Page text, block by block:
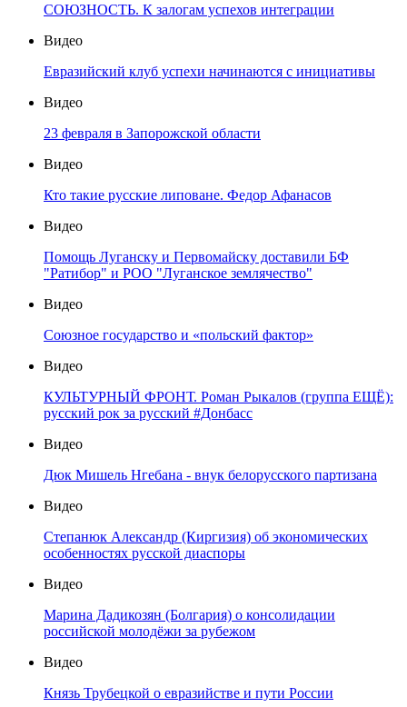
СОЮЗНОСТЬ. К залогам успехов интеграции
Видео
Евразийский клуб успехи начинаются с инициативы
Видео
23 февраля в Запорожской области
Видео
Кто такие русские липоване. Федор Афанасов
Видео
Помощь Луганску и Первомайску доставили БФ
"Ратибор" и РОО "Луганское землячество"
Видео
Союзное государство и «польский фактор»
Видео
КУЛЬТУРНЫЙ ФРОНТ. Роман Рыкалов (группа ЕЩЁ):
русский рок за русский #Донбасс
Видео
Дюк Мишель Нгебана - внук белорусского партизана
Видео
Степанюк Александр (Киргизия) об экономических
особенностях русской диаспоры
Видео
Марина Дадикозян (Болгария) о консолидации
российской молодёжи за рубежом
Видео
Князь Трубецкой о евразийстве и пути России